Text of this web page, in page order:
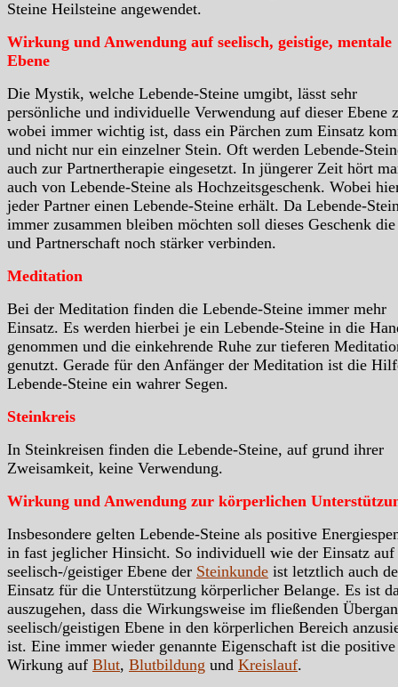
Steine Heilsteine angewendet.
Wirkung und Anwendung auf seelisch, geistige, mentale
Ebene
Die Mystik, welche Lebende-Steine umgibt, lässt sehr
persönliche und individuelle Verwendung auf dieser Ebene
wobei immer wichtig ist, dass ein Pärchen zum Einsatz
und nicht nur ein einzelner Stein. Oft werden Lebende-
auch zur Partnertherapie eingesetzt. In jüngerer Zeit hört
auch von Lebende-Steine als Hochzeitsgeschenk. Wobei
jeder Partner einen Lebende-Steine erhält. Da Lebende-
immer zusammen bleiben möchten soll dieses Geschenk
und Partnerschaft noch stärker verbinden.
Meditation
Bei der Meditation finden die Lebende-Steine immer mehr
Einsatz. Es werden hierbei je ein Lebende-Steine in die
genommen und die einkehrende Ruhe zur tieferen
genutzt. Gerade für den Anfänger der Meditation ist die
Lebende-Steine ein wahrer Segen.
Steinkreis
In Steinkreisen finden die Lebende-Steine, auf grund ihrer
Zweisamkeit, keine Verwendung.
Wirkung und Anwendung zur körperlichen
Insbesondere gelten Lebende-Steine als positive
in fast jeglicher Hinsicht. So individuell wie der Einsatz auf
seelisch-/geistiger Ebene der Steinkunde ist letztlich auch
Einsatz für die Unterstützung körperlicher Belange. Es ist
auszugehen, dass die Wirkungsweise im fließenden
seelisch/geistigen Ebene in den körperlichen Bereich
ist. Eine immer wieder genannte Eigenschaft ist die positive
Wirkung auf Blut, Blutbildung und Kreislauf.